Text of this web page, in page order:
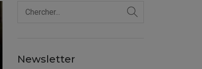
Newsletter